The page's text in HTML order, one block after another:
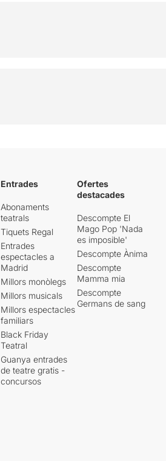
Entrades
Abonaments
teatrals
Tiquets Regal
Entrades
espectacles a
Madrid
Millors monòlegs
Millors musicals
Millors espectacles
familiars
Black Friday
Teatral
Guanya entrades
de teatre gratis -
concursos
Ofertes
destacades
Descompte El
Mago Pop 'Nada
es imposible'
Descompte Ànima
Descompte
Mamma mia
Descompte
Germans de sang